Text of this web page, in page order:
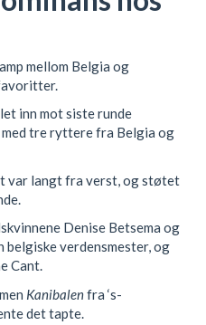
mellom Belgia og
inn mot siste runde
tre ryttere fra Belgia og
var langt fra verst, og støtet
Denise Betsema og
belgiske verdensmester, og
Cant.
Kanibalenfra ‘s-
det tapte.